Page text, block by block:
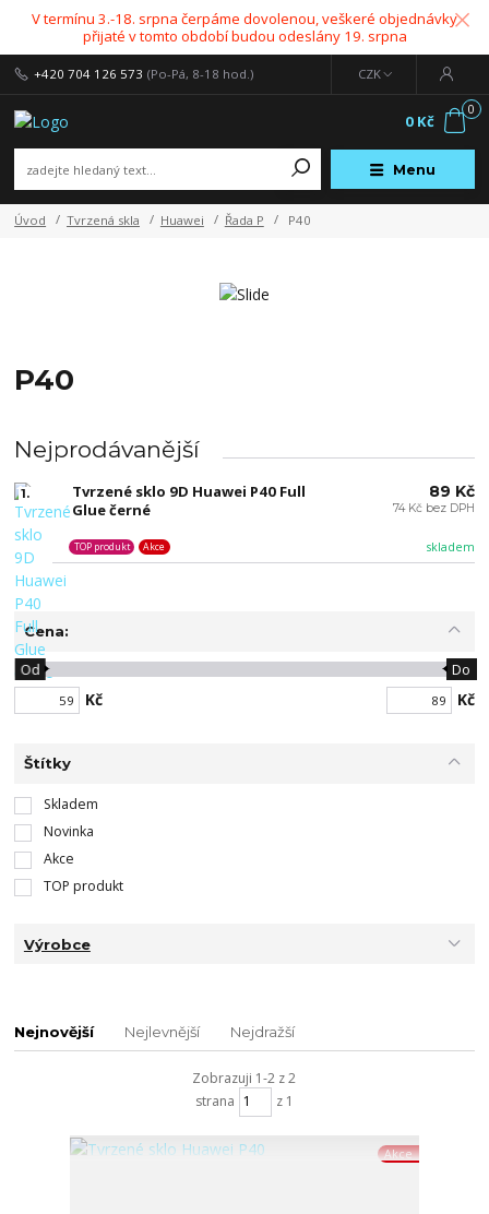
V termínu 3.-18. srpna čerpáme dovolenou, veškeré objednávky
přijaté v tomto období budou odeslány 19. srpna
Menu
CZK
+420 704 126 573 (Po-Pá, 8-18 hod.)
0
0 Kč
Úvod Tvrzená skla Huawei Řada P P40
P40
Nejprodávanější
1.
Tvrzené sklo 9D Huawei P40 Full
Glue černé
skladem
TOP produkt Akce
89 Kč
74 Kč bez DPH
Cena:
Kč
Od Do
Kč
Štítky
Skladem
Novinka
Akce
TOP produkt
Výrobce
Nejnovější Nejlevnější Nejdražší
Zobrazuji 1-2 z 2
strana
z 1
Akce